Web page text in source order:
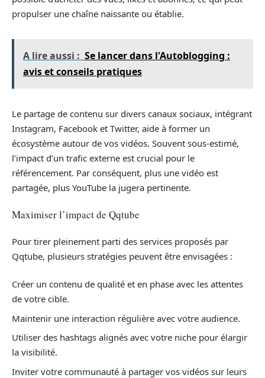
propulser une chaîne naissante ou établie.
A lire aussi : Se lancer dans l'Autoblogging :
avis et conseils pratiques
Le partage de contenu sur divers canaux sociaux, intégrant
Instagram, Facebook et Twitter, aide à former un
écosystème autour de vos vidéos. Souvent sous-estimé,
l’impact d’un trafic externe est crucial pour le
référencement. Par conséquent, plus une vidéo est
partagée, plus YouTube la jugera pertinente.
Maximiser l’impact de Qqtube
Pour tirer pleinement parti des services proposés par
Qqtube, plusieurs stratégies peuvent être envisagées :
Créer un contenu de qualité et en phase avec les attentes
de votre cible.
Maintenir une interaction régulière avec votre audience.
Utiliser des hashtags alignés avec votre niche pour élargir
la visibilité.
Inviter votre communauté à partager vos vidéos sur leurs